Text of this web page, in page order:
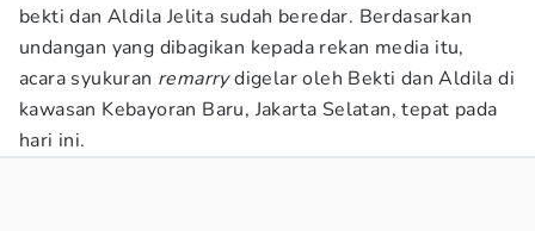
bekti dan Aldila Jelita sudah beredar. Berdasarkan
undangan yang dibagikan kepada rekan media itu,
acara syukuran remarrydigelar oleh Bekti dan Aldila di
kawasan Kebayoran Baru, Jakarta Selatan, tepat pada
hari ini.